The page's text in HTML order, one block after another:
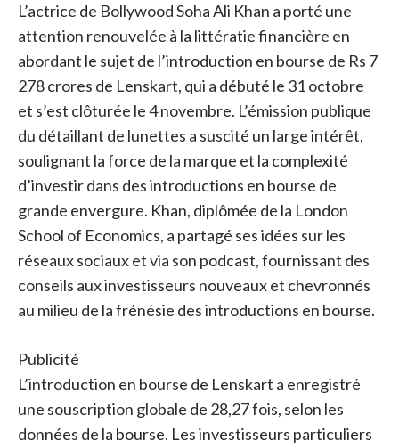
L’actrice de Bollywood Soha Ali Khan a porté une
attention renouvelée à la littératie financière en
abordant le sujet de l’introduction en bourse de Rs 7
278 crores de Lenskart, qui a débuté le 31 octobre
et s’est clôturée le 4 novembre. L’émission publique
du détaillant de lunettes a suscité un large intérêt,
soulignant la force de la marque et la complexité
d’investir dans des introductions en bourse de
grande envergure. Khan, diplômée de la London
School of Economics, a partagé ses idées sur les
réseaux sociaux et via son podcast, fournissant des
conseils aux investisseurs nouveaux et chevronnés
au milieu de la frénésie des introductions en bourse.
Publicité
L’introduction en bourse de Lenskart a enregistré
une souscription globale de 28,27 fois, selon les
données de la bourse. Les investisseurs particuliers